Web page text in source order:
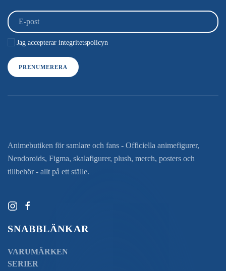
Jag accepterar integritetspolicyn
PRENUMERERA
Animebutiken för samlare och fans - Officiella animefigurer,
Nendoroids, Figma, skalafigurer, plush, merch, posters och
tillbehör - allt på ett ställe.
SNABBLÄNKAR
VARUMÄRKEN
SERIER